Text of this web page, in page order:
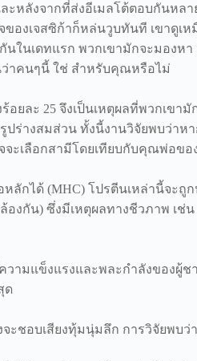
ะหลังจากที่ส่งอีเมลโต้ตอบกันห
องเจสซิก้าก็หล่นวูบทันที เขาดู
นในเดทแรก พวกเขามักจะมอ
าคนๆนี้ ใช่ สำหรับคุณหรือไม่
อยละ 25 จึงเป็นเหตุผลที่พวก
รูปร่างสมส่วน ทั้งนี้งานวิจัยพบ
ะเลือกสามีโดยเทียบกับคุณพ่อขอ
ลักได้ (MHC) โปรตีนเหล่านี้จ
กัน) ซึ่งมีเหตุผลทางชีวภาพ เช่
ามแข็งแรงและพละกำลังของ
ด
ชอบเสียงทุ้มนุ่มลึก การวิจัยพบว่